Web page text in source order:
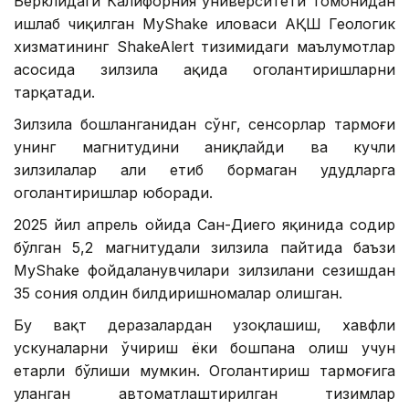
ишлаб чиқилган MyShake иловаси АҚШ Геологик
хизматининг ShakeAlert тизимидаги маълумотлар
асосида зилзила ҳақида огоҳлантиришларни
тарқатади.
Зилзила бошланганидан сўнг, сенсорлар тармоғи
унинг магнитудини аниқлайди ва кучли
зилзилалар ҳали етиб бормаган ҳудудларга
огоҳлантиришлар юборади.
2025 йил апрель ойида Сан-Диего яқинида содир
бўлган 5,2 магнитудали зилзила пайтида баъзи
MyShake фойдаланувчилари зилзилани сезишдан
35 сония олдин билдиришномалар олишган.
Бу вақт деразалардан узоқлашиш, хавфли
ускуналарни ўчириш ёки бошпана олиш учун
етарли бўлиши мумкин. Огоҳлантириш тармоғига
уланган автоматлаштирилган тизимлар